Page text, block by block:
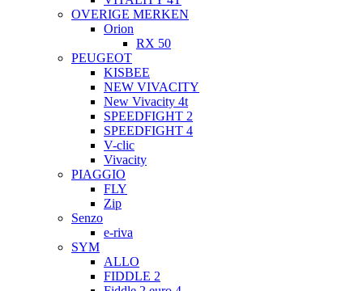
OVERIGE MERKEN
Orion
RX 50
PEUGEOT
KISBEE
NEW VIVACITY
New Vivacity 4t
SPEEDFIGHT 2
SPEEDFIGHT 4
V-clic
Vivacity
PIAGGIO
FLY
Zip
Senzo
e-riva
SYM
ALLO
FIDDLE 2